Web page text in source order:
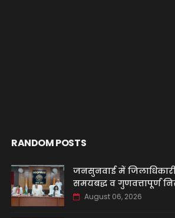
RANDOM POSTS
जनसुनवाई में
समयबद्ध व गुणवत्तापूर्ण
August 06, 2026